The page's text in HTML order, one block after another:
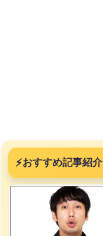
⚡おすすめ記事紹介